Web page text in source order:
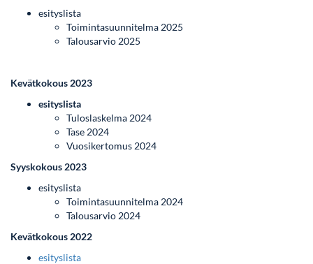
esityslista
Toimintasuunnitelma 2025
Talousarvio 2025
Kevätkokous 2023
esityslista
Tuloslaskelma 2024
Tase 2024
Vuosikertomus 2024
Syyskokous 2023
esityslista
Toimintasuunnitelma 2024
Talousarvio 2024
Kevätkokous 2022
esityslista